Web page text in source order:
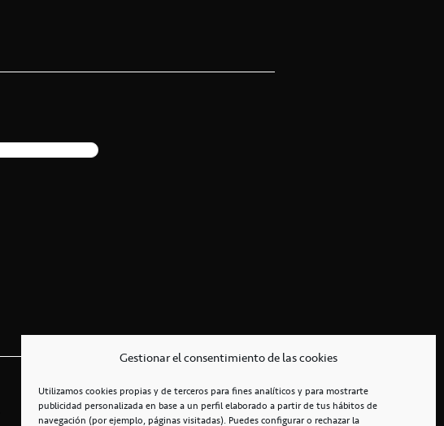
Gestionar el consentimiento de las cookies
Utilizamos cookies propias y de terceros para fines analíticos y para mostrarte
publicidad personalizada en base a un perfil elaborado a partir de tus hábitos de
navegación (por ejemplo, páginas visitadas). Puedes configurar o rechazar la